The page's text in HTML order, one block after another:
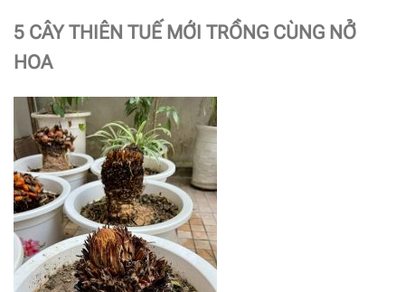
5 CÂY THIÊN TUẾ MỚI TRỒNG CÙNG NỞ
HOA